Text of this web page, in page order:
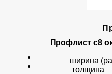
Профлист с8
ширина